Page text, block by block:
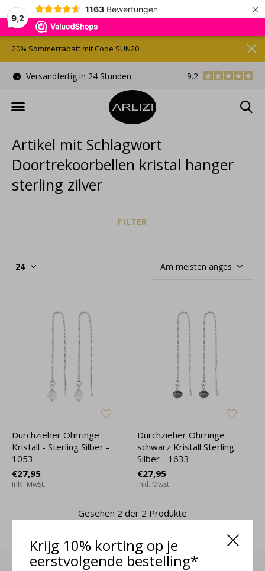
9,2
1163 Bewertungen ×
Krijg 10% korting op je
eerstvolgende bestelling*
Versandfertig in 24 Stunden Kostenlose
9.2
20% Sommerrabatt mit Code SUN20
Artikel mit Schlagwort
Doortrekoorbellen kristal hanger
sterling zilver
FILTER
Durchzieher Ohrringe
Kristall - Sterling Silber -
1053
€27,95
Inkl. MwSt.
Durchzieher Ohrringe
schwarz Kristall Sterling
Silber - 1633
€27,95
Inkl. MwSt.
Gesehen 2 der 2 Produkte